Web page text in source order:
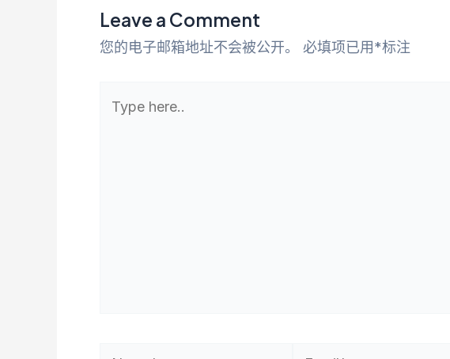
Leave a Comment
您的电子邮箱地址不会被公开。 必填项已用*标注
here..